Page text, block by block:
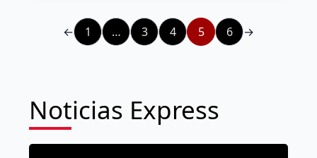
← 1 … 3 4 5 6 →
Noticias Express